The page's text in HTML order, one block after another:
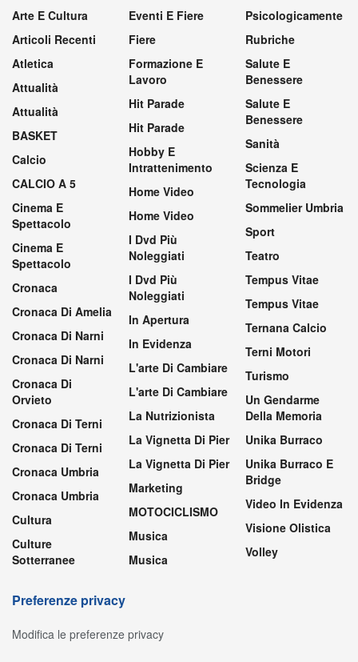
Arte E Cultura
Articoli Recenti
Atletica
Attualità
Attualità
BASKET
Calcio
CALCIO A 5
Cinema E
Spettacolo
Cinema E
Spettacolo
Cronaca
Cronaca Di Amelia
Cronaca Di Narni
Cronaca Di Narni
Cronaca Di
Orvieto
Cronaca Di Terni
Cronaca Di Terni
Cronaca Umbria
Cronaca Umbria
Cultura
Culture
Sotterranee
Eventi E Fiere
Fiere
Formazione E
Lavoro
Hit Parade
Hit Parade
Hobby E
Intrattenimento
Home Video
Home Video
I Dvd Più
Noleggiati
I Dvd Più
Noleggiati
In Apertura
In Evidenza
L'arte Di Cambiare
L'arte Di Cambiare
La Nutrizionista
La Vignetta Di Pier
La Vignetta Di Pier
Marketing
MOTOCICLISMO
Musica
Musica
Psicologicamente
Rubriche
Salute E
Benessere
Salute E
Benessere
Sanità
Scienza E
Tecnologia
Sommelier Umbria
Sport
Teatro
Tempus Vitae
Tempus Vitae
Ternana Calcio
Terni Motori
Turismo
Un Gendarme
Della Memoria
Unika Burraco
Unika Burraco E
Bridge
Video In Evidenza
Visione Olistica
Volley
Preferenze privacy
Modifica le preferenze privacy